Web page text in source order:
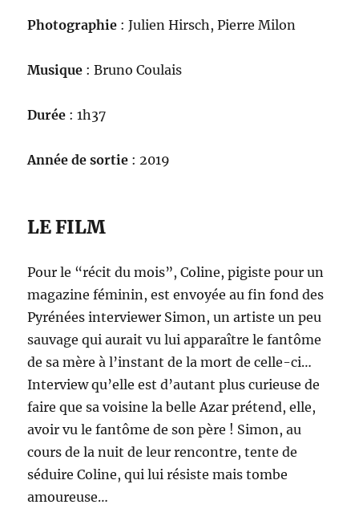
Photographie : Julien Hirsch, Pierre Milon
Musique : Bruno Coulais
Durée : 1h37
Année de sortie : 2019
LE FILM
Pour le “récit du mois”, Coline, pigiste pour un
magazine féminin, est envoyée au fin fond des
Pyrénées interviewer Simon, un artiste un peu
sauvage qui aurait vu lui apparaître le fantôme
de sa mère à l’instant de la mort de celle-ci…
Interview qu’elle est d’autant plus curieuse de
faire que sa voisine la belle Azar prétend, elle,
avoir vu le fantôme de son père ! Simon, au
cours de la nuit de leur rencontre, tente de
séduire Coline, qui lui résiste mais tombe
amoureuse…